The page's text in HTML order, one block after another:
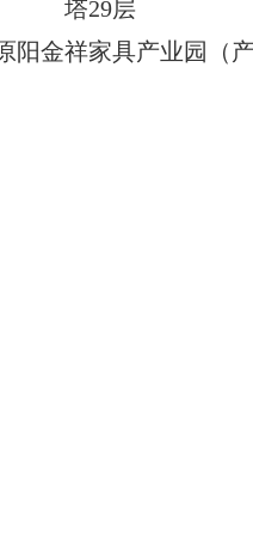
塔29层
阳金祥家具产业园（